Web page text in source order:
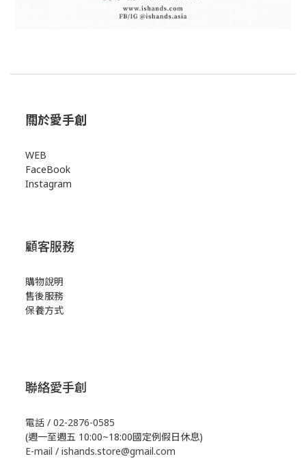
關於愛手創
WEB
FaceBook
Instagram
顧客服務
購物說明
售後服務
保養方式
聯絡愛手創
電話 / 02-2876-0585
(週一至週五 10:00~18:00國定例假日休息)
E-mail / ishands.store@gmail.com